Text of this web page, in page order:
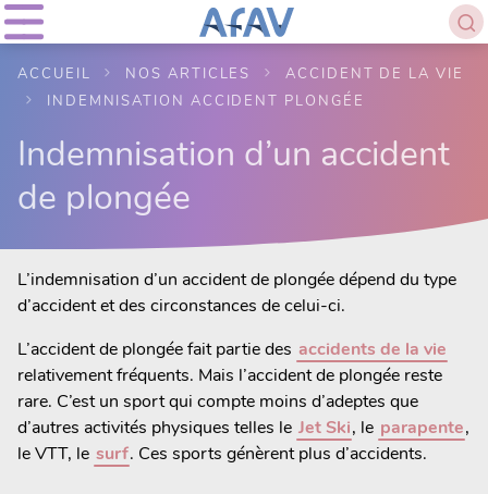
ACCUEIL NOS ARTICLES
ACCIDENT DE LA VIE
INDEMNISATION ACCIDENT PLONGÉE
Indemnisation d’un accident
de plongée
L’indemnisation d’un accident de plongée dépend du type
d’accident et des circonstances de celui-ci.
L’accident de plongée fait partie des accidents de la vie
relativement fréquents. Mais l’accident de plongée reste
rare. C’est un sport qui compte moins d’adeptes que
d’autres activités physiques telles le Jet Ski, le parapente,
le VTT, le surf. Ces sports génèrent plus d’accidents.